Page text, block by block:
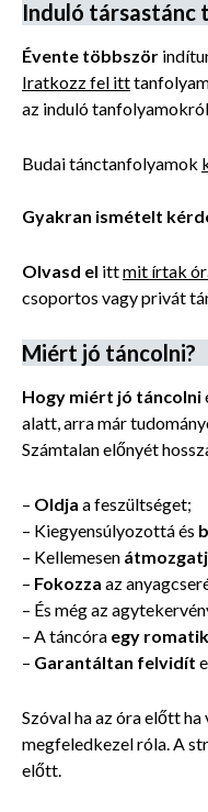
Induló társastánc
Évente többször
Iratkozz fel itt
az induló
Budai tánctanfolyamok
Gyakran ismételt
Olvasd el ittmit írtak
csoportos vagy privát
Miért jó táncolni?
Hogy miért jó táncolni
alatt, arra már
Számtalan előnyét
– Oldja a feszültséget;
– Kiegyensúlyozottá és
– Kellemesen
– Fokozza az
– És még az
– A táncóra egy
– Garantáltan felvidít
Szóval ha az óra előtt
megfeledkezel róla. A
előtt.